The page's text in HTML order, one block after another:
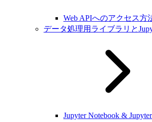
Web APIへのアクセス方
データ処理用ライブラリと
Jupyter Notebook &